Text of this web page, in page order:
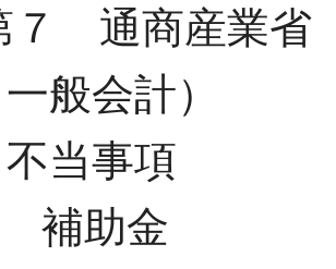
７ 通商産業省
一般会計）
不当事項
補助金